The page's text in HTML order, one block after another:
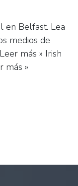
en Belfast. Lea
medios de
más » Irish
más »